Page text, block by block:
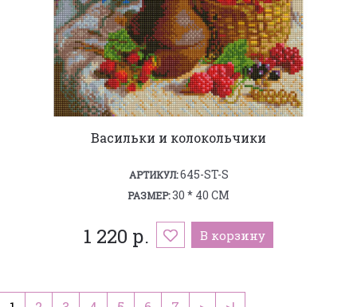
Васильки и колокольчики
АРТИКУЛ:645-ST-S
РАЗМЕР:30 * 40 СМ
1 220 р. В корзину